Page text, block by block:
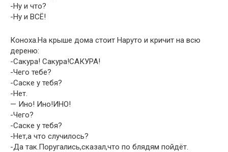
-Ну и что?
-Ну и ВСЁ!
Коноха.На крыше дома стоит Наруто и кричит на всю
дереню:
-Сакура! Сакура!САКУРА!
-Чего тебе?
-Саске у тебя?
-Нет.
— Ино! Ино!ИНО!
-Чего?
-Саске у тебя?
-Нет,а что случилось?
-Да так.Поругались,сказал,что по блядям пойдёт.